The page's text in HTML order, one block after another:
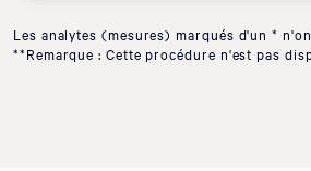
Les analytes (mesures) marqués d'un *
**Remarque : Cette procédure n'est pas